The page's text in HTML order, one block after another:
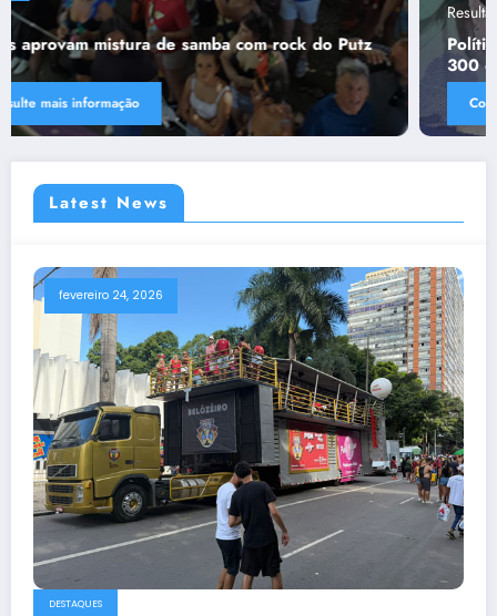
Resultado
Tânia Chaves
Política de diversidade da Una e do UniBH envolve
300 docentes e coladores negros
Consulte mais informação
Latest News
fevereiro 24, 2026
DESTAQUES